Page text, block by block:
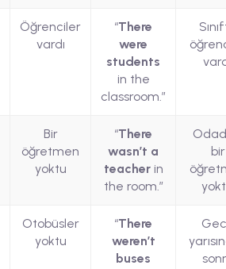
Öğrenciler
vardı
“There
were
students
in the
classroom.”
Bir
öğretmen
yoktu
“There
wasn’t a
teacherin
the room.”
bir
Otobüsler
yoktu
“There
weren’t
buses